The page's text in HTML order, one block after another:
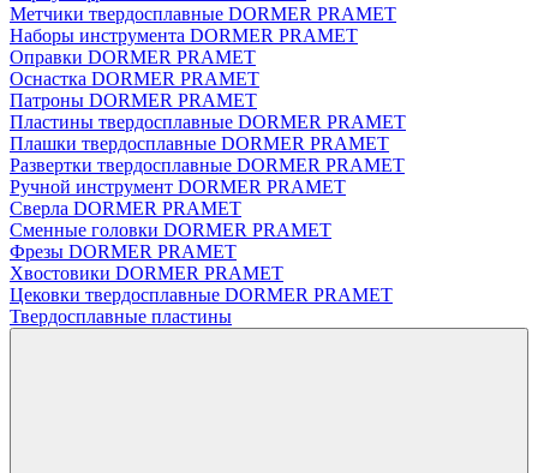
Метчики твердосплавные DORMER PRAMET
Наборы инструмента DORMER PRAMET
Оправки DORMER PRAMET
Оснастка DORMER PRAMET
Патроны DORMER PRAMET
Пластины твердосплавные DORMER PRAMET
Плашки твердосплавные DORMER PRAMET
Развертки твердосплавные DORMER PRAMET
Ручной инструмент DORMER PRAMET
Сверла DORMER PRAMET
Сменные головки DORMER PRAMET
Фрезы DORMER PRAMET
Хвостовики DORMER PRAMET
Цековки твердосплавные DORMER PRAMET
Твердосплавные пластины